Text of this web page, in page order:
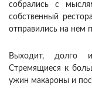
собрались с
собственный
отправились на нем
Выходит, долго
Стремящиеся к
ужин макароны и